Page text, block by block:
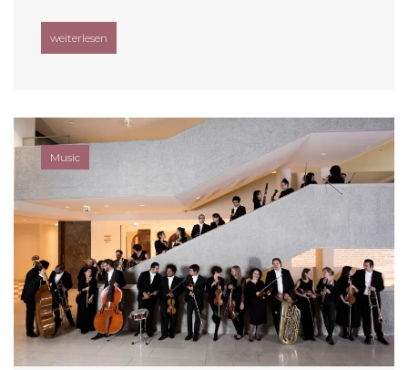
„Salzburger Festspiele 2016“
weiterlesen
Music